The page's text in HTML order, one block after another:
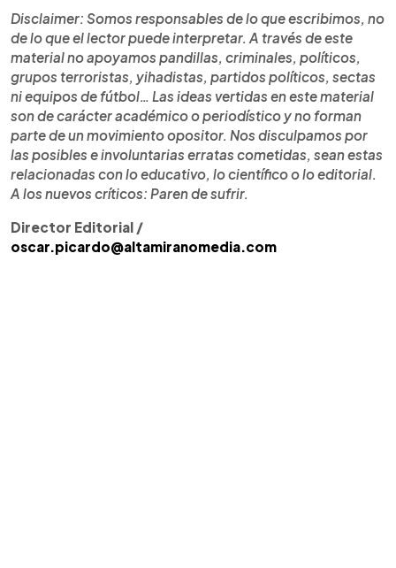
Disclaimer: Somos responsables de lo que escribimos, no
de lo que el lector puede interpretar. A través de este
material no apoyamos pandillas, criminales, políticos,
grupos terroristas, yihadistas, partidos políticos, sectas
ni equipos de fútbol… Las ideas vertidas en este material
son de carácter académico o periodístico y no forman
parte de un movimiento opositor. Nos disculpamos por
las posibles e involuntarias erratas cometidas, sean estas
relacionadas con lo educativo, lo científico o lo editorial.
A los nuevos críticos: Paren de sufrir.
Director Editorial /
oscar.picardo@altamiranomedia.com